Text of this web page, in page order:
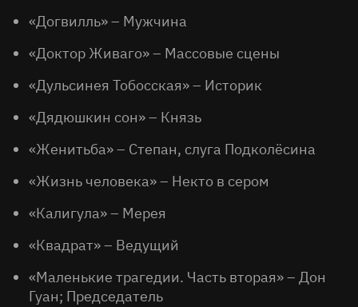
«Догвилль» – Мужчина
«Доктор Живаго» – Массовые сцены
«Дульсинея Тобосская» – Историк
«Дядюшкин сон» – Князь
«Женитьба» – Степан, слуга Подколёсина
«Жизнь человека» – Некто в сером
«Калигула» – Мерея
«Квадрат» – Ведущий
«Маленькие трагедии. Часть вторая» – Дон
Гуан; Председатель